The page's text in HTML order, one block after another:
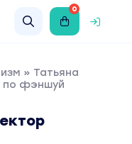
0
» Татьяна
по фэншуй